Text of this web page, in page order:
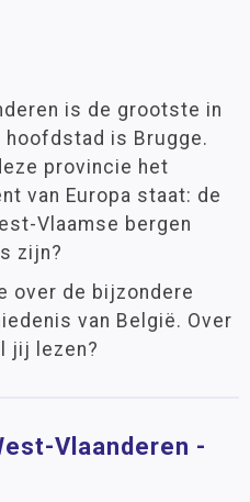
is de grootste in
hoofdstad is Brugge.
provincie het
van Europa staat: de
Vlaamse bergen
zijn?
over de bijzondere
van België. Over
jij lezen?
Vlaanderen -